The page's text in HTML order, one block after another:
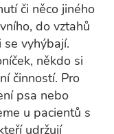
či něco jiného
do vztahů
vyhýbají.
někdo si
činností. Pro
psa nebo
u pacientů s
udržují